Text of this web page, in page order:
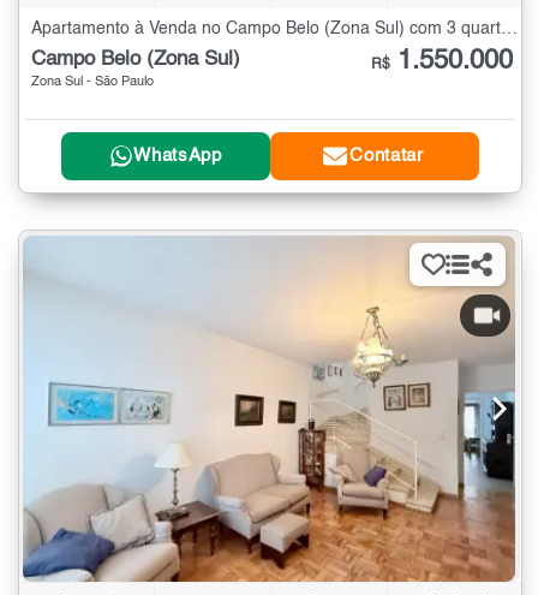
Campo Belo (Zona Sul)
Zona Sul - São Paulo
R$ 1.550.000
WhatsApp Contatar